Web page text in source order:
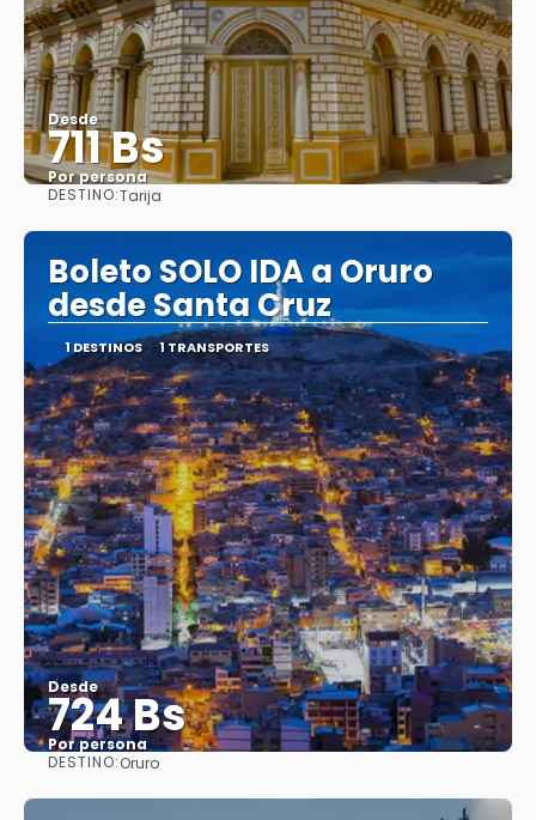
Desde
711 Bs
Por persona
DESTINO:Tarija
Boleto SOLO IDA a Oruro
desde Santa Cruz
1 DESTINOS 1 TRANSPORTES
Desde
724 Bs
Por persona
DESTINO:Oruro